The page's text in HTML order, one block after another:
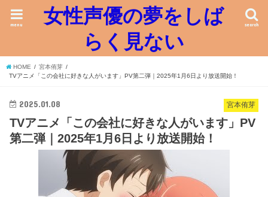
女性声優の夢をしば
らく見ない
search
menu
HOME
宮本侑芽
TVアニメ「この会社に好きな人がいます」PV第二弾｜2025年1月6日より放送開始！
宮本侑芽
2025.01.08
TVアニメ「この会社に好きな人がいます」PV
第二弾｜2025年1月6日より放送開始！